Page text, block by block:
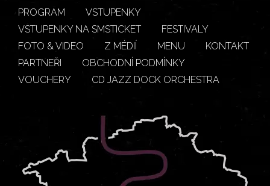
PROGRAM
VSTUPENKY
VSTUPENKY NA SMSTICKET
FESTIVALY
FOTO & VIDEO
Z MÉDIÍ MENU
KONTAKT
PARTNEŘI
OBCHODNÍ PODMÍNKY
VOUCHERY
CD JAZZ DOCK ORCHESTRA